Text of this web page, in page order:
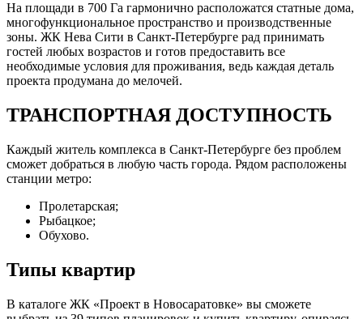
На площади в 700 Га гармонично расположатся статные дома,
многофункциональное пространство и производственные
зоны. ЖК Нева Сити в Санкт-Петербурге рад принимать
гостей любых возрастов и готов предоставить все
необходимые условия для проживания, ведь каждая деталь
проекта продумана до мелочей.
ТРАНСПОРТНАЯ ДОСТУПНОСТЬ
Каждый житель комплекса в Санкт-Петербурге без проблем
сможет добраться в любую часть города. Рядом расположены
станции метро:
Пролетарская;
Рыбацкое;
Обухово.
Типы квартир
В каталоге ЖК «Проект в Новосаратовке» вы сможете